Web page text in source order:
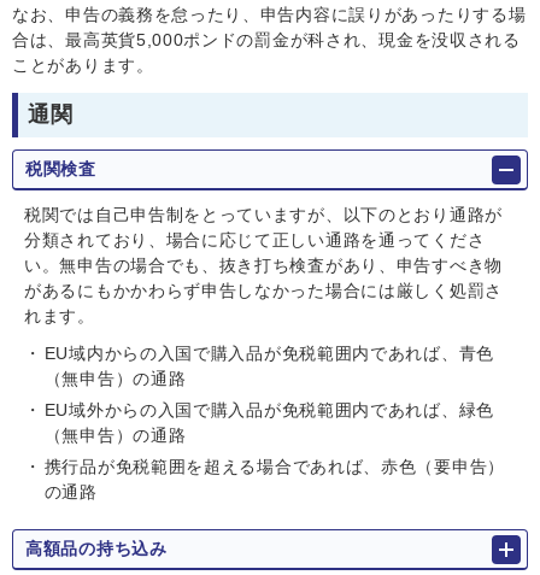
なお、申告の義務を怠ったり、申告内容に誤りがあったりする場
合は、最高英貨5,000ポンドの罰金が科され、現金を没収される
ことがあります。
通関
税関検査
税関では自己申告制をとっていますが、以下のとおり通路が
分類されており、場合に応じて正しい通路を通ってくださ
い。無申告の場合でも、抜き打ち検査があり、申告すべき物
があるにもかかわらず申告しなかった場合には厳しく処罰さ
れます。
EU域内からの入国で購入品が免税範囲内であれば、青色
（無申告）の通路
EU域外からの入国で購入品が免税範囲内であれば、緑色
（無申告）の通路
携行品が免税範囲を超える場合であれば、赤色（要申告）
の通路
高額品の持ち込み